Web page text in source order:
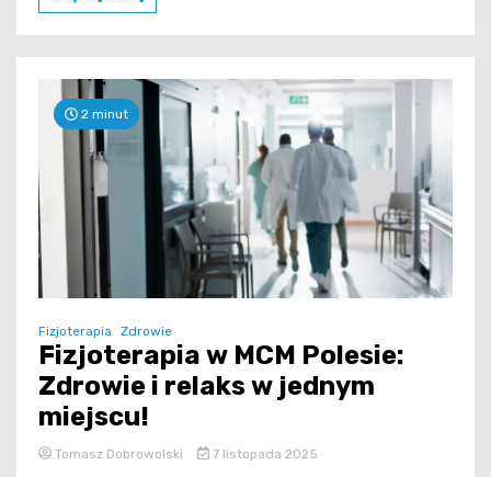
2 minut
Fizjoterapia Zdrowie
Fizjoterapia w MCM Polesie:
Zdrowie i relaks w jednym
miejscu!
Tomasz Dobrowolski 7 listopada 2025